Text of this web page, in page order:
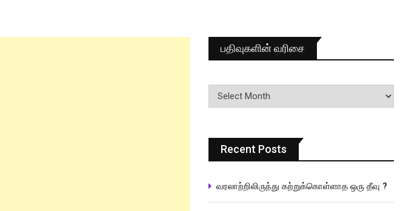
பதிவுகளின் வரிசை
பதிவுகளின்
வரிசை
Recent Posts
வரலாற்றிலிருந்து கற்றுக்கொள்ளாத ஒரு தீவு ?